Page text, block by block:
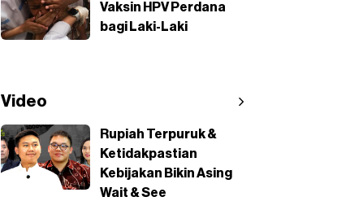
Vaksin HPV Perdana
bagi Laki-Laki
Video
Rupiah Terpuruk &
Ketidakpastian
Kebijakan Bikin Asing
Wait & See